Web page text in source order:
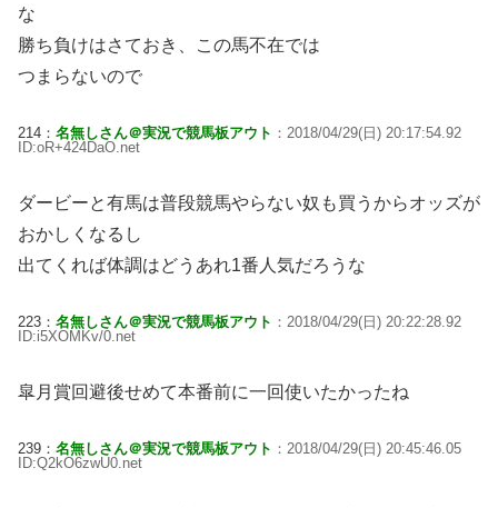
な
勝ち負けはさておき、この馬不在では
つまらないので
214： 名無しさん＠実況で競馬板アウト ：2018/04/29(日) 20:17:54.92
ID:oR+424DaO.net
ダービーと有馬は普段競馬やらない奴も買うからオッズが
おかしくなるし
出てくれば体調はどうあれ1番人気だろうな
223： 名無しさん＠実況で競馬板アウト ：2018/04/29(日) 20:22:28.92
ID:i5XOMKv/0.net
皐月賞回避後せめて本番前に一回使いたかったね
239： 名無しさん＠実況で競馬板アウト ：2018/04/29(日) 20:45:46.05
ID:Q2kO6zwU0.net